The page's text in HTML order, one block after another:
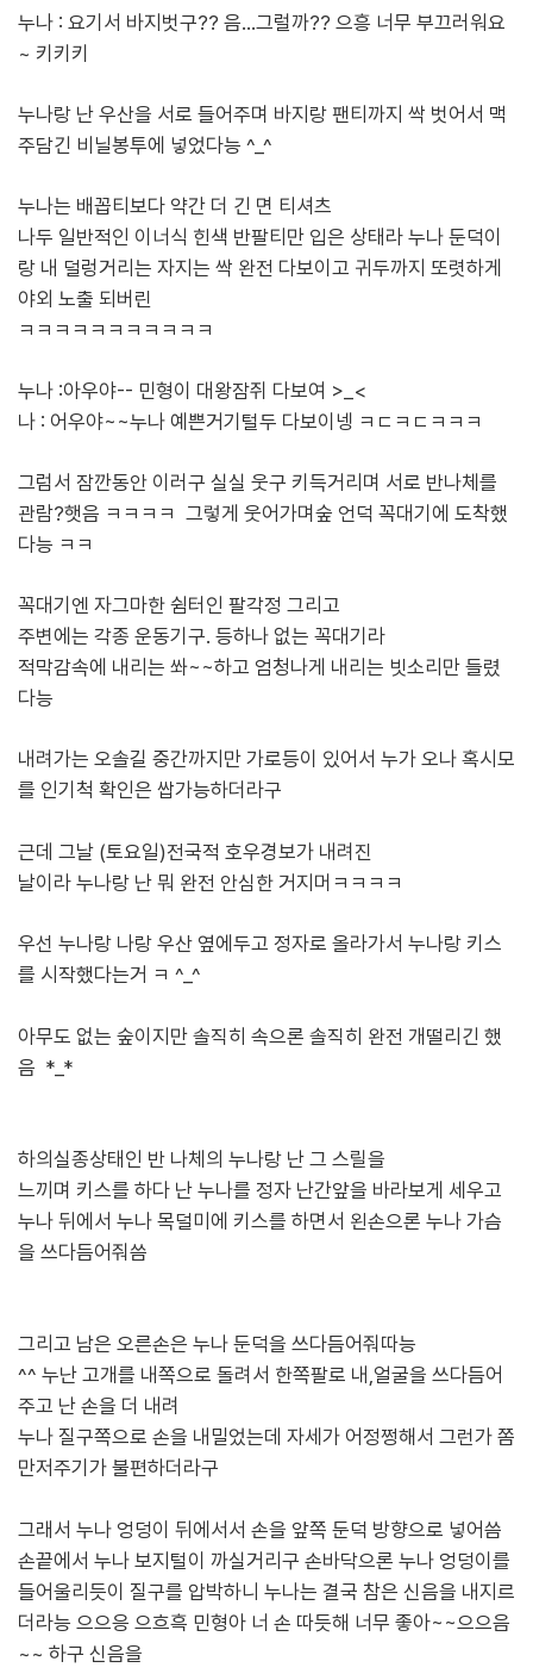
누나 : 요기서 바지벗구?? 음...그럴까?? 으흥 너무 부끄러워요
~ 키키키
누나랑 난 우산을 서로 들어주며 바지랑 팬티까지 싹 벗어서 맥
주담긴 비닐봉투에 넣었다능 ^_^
누나는 배꼽티보다 약간 더 긴 면 티셔츠
나두 일반적인 이너식 힌색 반팔티만 입은 상태라 누나 둔덕이
랑 내 덜렁거리는 자지는 싹 완전 다보이고 귀두까지 또렷하게
야외 노출 되버린
ㅋㅋㅋㅋㅋㅋㅋㅋㅋㅋㅋ
누나 :아우야-- 민형이 대왕잠쥐 다보여 >_<
나 : 어우야~~누나 예쁜거기털두 다보이넹 ㅋㄷㅋㄷㅋㅋㅋ
그럼서 잠깐동안 이러구 실실 웃구 키득거리며 서로 반나체를
관람?햇음 ㅋㅋㅋㅋ 그렇게 웃어가며숲 언덕 꼭대기에 도착했
다능 ㅋㅋ
꼭대기엔 자그마한 쉼터인 팔각정 그리고
주변에는 각종 운동기구. 등하나 없는 꼭대기라
적막감속에 내리는 쏴~~하고 엄청나게 내리는 빗소리만 들렸
다능
내려가는 오솔길 중간까지만 가로등이 있어서 누가 오나 혹시모
를 인기척 확인은 쌉가능하더라구
근데 그날 (토요일)전국적 호우경보가 내려진
날이라 누나랑 난 뭐 완전 안심한 거지머ㅋㅋㅋㅋ
우선 누나랑 나랑 우산 옆에두고 정자로 올라가서 누나랑 키스
를 시작했다는거 ㅋ ^_^
아무도 없는 숲이지만 솔직히 속으론 솔직히 완전 개떨리긴 했
음 *_*
하의실종상태인 반 나체의 누나랑 난 그 스릴을
느끼며 키스를 하다 난 누나를 정자 난간앞을 바라보게 세우고
누나 뒤에서 누나 목덜미에 키스를 하면서 왼손으론 누나 가슴
을 쓰다듬어줘씀
그리고 남은 오른손은 누나 둔덕을 쓰다듬어줘따능
^^ 누난 고개를 내쪽으로 돌려서 한쪽팔로 내,얼굴을 쓰다듬어
주고 난 손을 더 내려
누나 질구쪽으로 손을 내밀었는데 자세가 어정쩡해서 그런가 쫌
만저주기가 불편하더라구
그래서 누나 엉덩이 뒤에서서 손을 앞쪽 둔덕 방향으로 넣어씀
손끝에서 누나 보지털이 까실거리구 손바닥으론 누나 엉덩이를
들어울리듯이 질구를 압박하니 누나는 결국 참은 신음을 내지르
더라능 으으응 으흐흑 민형아 너 손 따듯해 너무 좋아~~으으음
~~ 하구 신음을